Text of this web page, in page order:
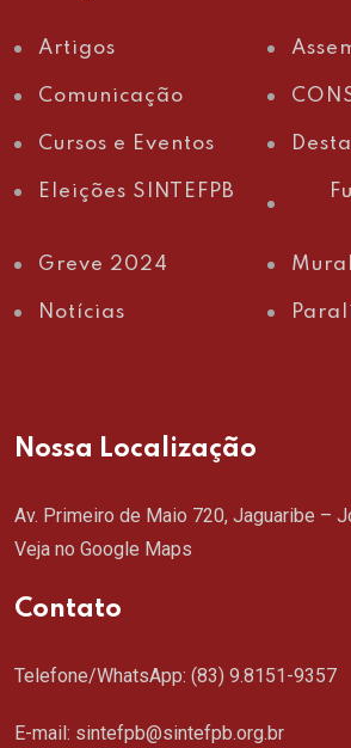
Artigos
Comunicação
Cursos e Eventos
Eleições SINTEFPB
Greve 2024
Notícias
Nossa Localização
Av. Primeiro de Maio 720, Jaguaribe –
Veja no Google Maps
Contato
Telefone/WhatsApp: (83) 9.8151-9357
E-mail: sintefpb@sintefpb.org.br